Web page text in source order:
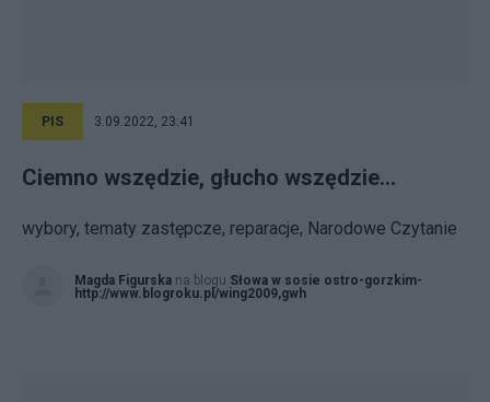
PIS 3.09.2022, 23:41
Ciemno wszędzie, głucho wszędzie...
wybory, tematy zastępcze, reparacje, Narodowe Czytanie
Magda Figurska na blogu Słowa w sosie ostro-gorzkim-
http://www.blogroku.pl/wing2009,gwh